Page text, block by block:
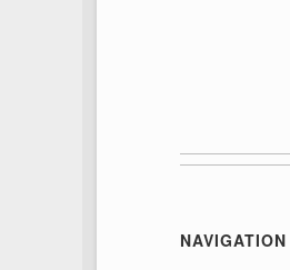
NAVIGATION